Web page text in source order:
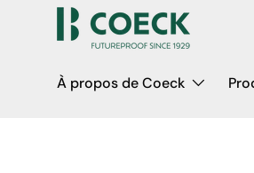
Aller au contenu
À propos de Coeck